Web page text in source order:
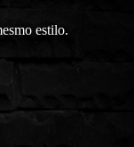
estilo.